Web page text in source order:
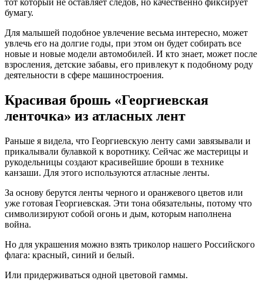
тот который не оставляет следов, но качественно фиксирует
бумагу.
Для малышей подобное увлечение весьма интересно, может
увлечь его на долгие годы, при этом он будет собирать все
новые и новые модели автомобилей. И кто знает, может после
взросления, детские забавы, его привлекут к подобному роду
деятельности в сфере машиностроения.
Красивая брошь «Георгиевская
ленточка» из атласных лент
Раньше я видела, что Георгиевскую ленту сами завязывали и
прикалывали булавкой к воротнику. Сейчас же мастерицы и
рукодельницы создают красивейшие броши в технике
канзаши. Для этого используются атласные ленты.
За основу берутся ленты черного и оранжевого цветов или
уже готовая Георгиевская. Эти тона обязательны, потому что
символизируют собой огонь и дым, которым наполнена
война.
Но для украшения можно взять триколор нашего Российского
флага: красный, синий и белый.
Или придерживаться одной цветовой гаммы.